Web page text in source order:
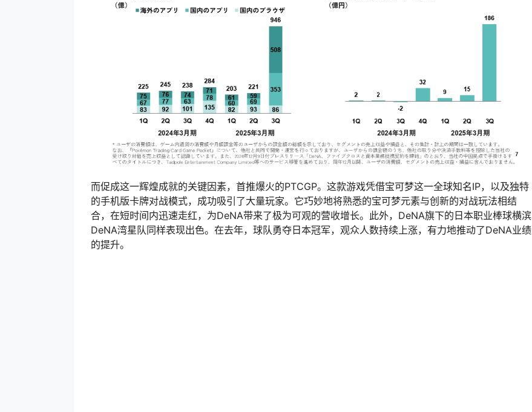
而促成这一辉煌成就的关键因素，首推爆火的PTCGP。这款游戏凭借宝可梦这一全球知名IP，以及独特
的手机版卡牌对战模式，成功吸引了大量玩家。它巧妙地将熟悉的宝可梦元素与创新的对战玩法相结
合，在短时间内迅速走红，为DeNA带来了极为可观的营收增长。此外，DeNA旗下的日本职业棒球横滨
DeNA湾星队同样表现出色。在去年，球队勇夺日本冠军，观众人数持续上涨，有力地推动了DeNA业绩
的提升。